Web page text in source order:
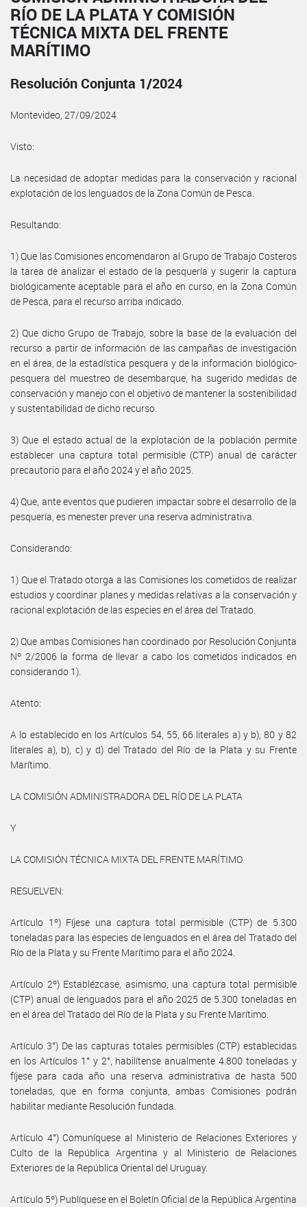
RÍO DE LA PLATA Y COMISIÓN
TÉCNICA MIXTA DEL FRENTE
MARÍTIMO
Resolución Conjunta 1/2024
Montevideo, 27/09/2024
Visto:
La necesidad de adoptar medidas para la conservación y racional
explotación de los lenguados de la Zona Común de Pesca.
Resultando:
1) Que las Comisiones encomendaron al Grupo de Trabajo Costeros
la tarea de analizar el estado de la pesquería y sugerir la captura
biológicamente aceptable para el año en curso, en la Zona Común
de Pesca, para el recurso arriba indicado.
2) Que dicho Grupo de Trabajo, sobre la base de la evaluación del
recurso a partir de información de las campañas de investigación
en el área, de la estadística pesquera y de la información biológico-
pesquera del muestreo de desembarque, ha sugerido medidas de
conservación y manejo con el objetivo de mantener la sostenibilidad
y sustentabilidad de dicho recurso.
3) Que el estado actual de la explotación de la población permite
establecer una captura total permisible (CTP) anual de carácter
precautorio para el año 2024 y el año 2025.
4) Que, ante eventos que pudieren impactar sobre el desarrollo de la
pesquería, es menester prever una reserva administrativa.
Considerando:
1) Que el Tratado otorga a las Comisiones los cometidos de realizar
estudios y coordinar planes y medidas relativas a la conservación y
racional explotación de las especies en el área del Tratado.
2) Que ambas Comisiones han coordinado por Resolución Conjunta
Nº 2/2006 la forma de llevar a cabo los cometidos indicados en
considerando 1).
Atento:
A lo establecido en los Artículos 54, 55, 66 literales a) y b), 80 y 82
literales a), b), c) y d) del Tratado del Río de la Plata y su Frente
Marítimo.
LA COMISIÓN ADMINISTRADORA DEL RÍO DE LA PLATA
Y
LA COMISIÓN TÉCNICA MIXTA DEL FRENTE MARÍTIMO
RESUELVEN:
Artículo 1º) Fíjese una captura total permisible (CTP) de 5.300
toneladas para las especies de lenguados en el área del Tratado del
Río de la Plata y su Frente Marítimo para el año 2024.
Artículo 2º) Establézcase, asimismo, una captura total permisible
(CTP) anual de lenguados para el año 2025 de 5.300 toneladas en
en el área del Tratado del Río de la Plata y su Frente Marítimo.
Artículo 3°) De las capturas totales permisibles (CTP) establecidas
en los Artículos 1° y 2°, habilítense anualmente 4.800 toneladas y
fíjese para cada año una reserva administrativa de hasta 500
toneladas, que en forma conjunta, ambas Comisiones podrán
habilitar mediante Resolución fundada.
Artículo 4°) Comuníquese al Ministerio de Relaciones Exteriores y
Culto de la República Argentina y al Ministerio de Relaciones
Exteriores de la República Oriental del Uruguay.
Artículo 5º) Publíquese en el Boletín Oficial de la República Argentina